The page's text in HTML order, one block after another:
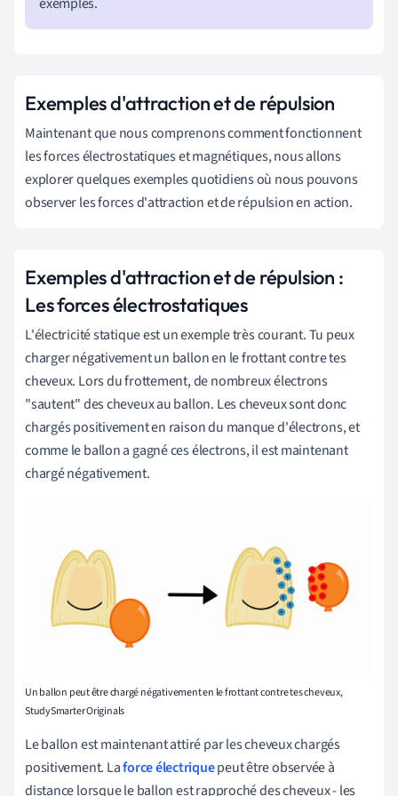
Exemples d'attraction et de répulsion
Maintenant que nous comprenons comment fonctionnent
les forces électrostatiques et magnétiques, nous allons
explorer quelques exemples quotidiens où nous pouvons
observer les forces d'attraction et de répulsion en action.
Exemples d'attraction et de répulsion :
Les forces électrostatiques
L'électricité statique est un exemple très courant.Tu peux
charger négativement un ballon en le frottant contre tes
cheveux. Lors du frottement, de nombreux électrons
"sautent" des cheveux au ballon. Les cheveux sont donc
chargés positivement en raison du manque d'électrons, et
comme le ballon a gagné ces électrons, il est maintenant
chargé négativement.
Un ballon peut être chargé négativement en le frottant contre tes cheveux,
StudySmarter Originals
Le ballon est maintenant attiré par les cheveux chargés
positivement. Laforce électriquepeut être observée à
distance lorsque le ballon est rapproché des cheveux - les